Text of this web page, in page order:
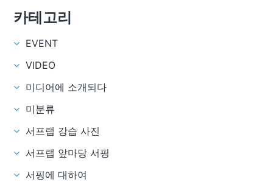
카테고리
EVENT
VIDEO
미디어에 소개되다
미분류
서프랩 강습 사진
서프랩 앞마당 서핑
서핑에 대하여